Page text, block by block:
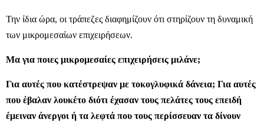
Την ίδια ώρα, οι τράπεζες διαφημίζουν ότι στηρίζουν τη δυναμική
των μικρομεσαίων επιχειρήσεων.
Μα για ποιες μικρομεσαίες επιχειρήσεις μιλάνε;
Για αυτές που κατέστρεψαν με τοκογλυφικά δάνεια; Για αυτές
που έβαλαν λουκέτο διότι έχασαν τους πελάτες τους επειδή
έμειναν άνεργοι ή τα λεφτά που τους περίσσευαν τα δίνουν